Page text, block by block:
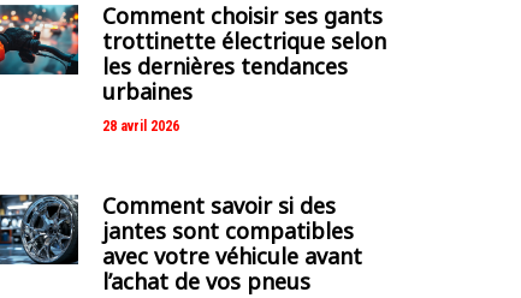
Comment choisir ses gants
trottinette électrique selon
les dernières tendances
urbaines
28 avril 2026
Comment savoir si des
jantes sont compatibles
avec votre véhicule avant
l’achat de vos pneus